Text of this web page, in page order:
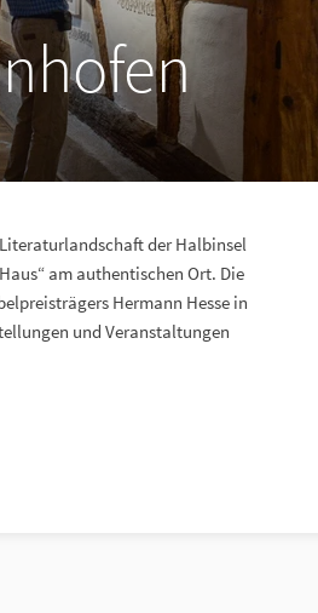
der Halbinsel
am authentischen Ort. Die
Hermann Hesse in
und Veranstaltungen